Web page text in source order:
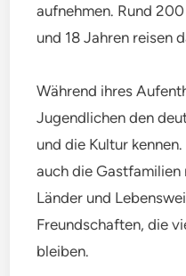
aufnehmen. Rund
und 18 Jahren reisen
Während ihres
Jugendlichen den
und die Kultur
auch die Gastfamilien
Länder und
Freundschaften, die
bleiben.